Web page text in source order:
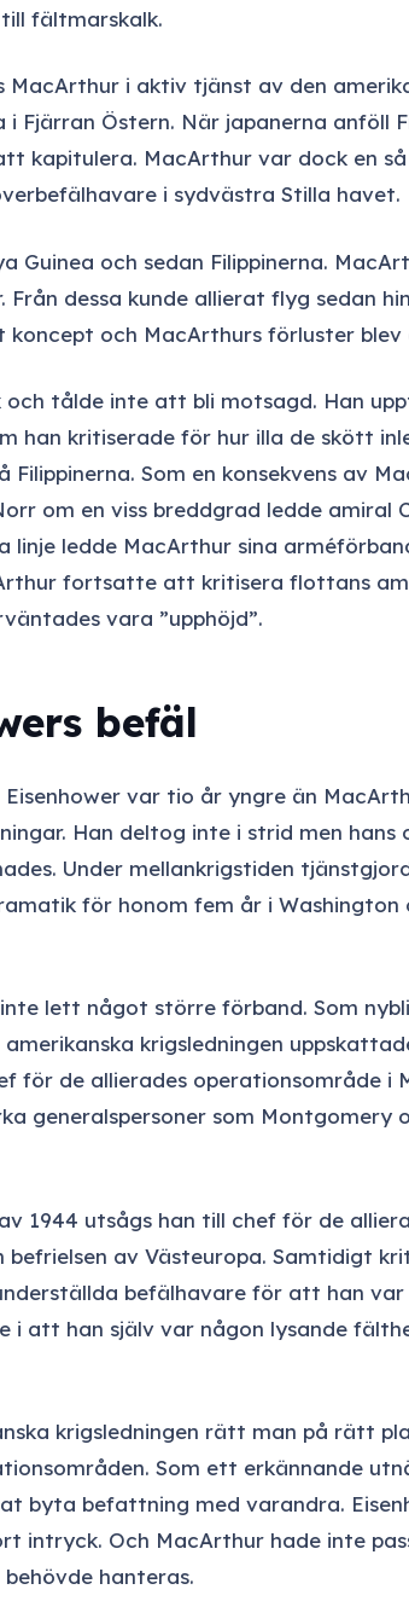
fältmarskalk.
i aktiv tjänst av den
Fjärran Östern. När japanerna anföll
kapitulera. MacArthur var dock en
i sydvästra Stilla havet.
Guinea och sedan Filippinerna.
dessa kunde allierat flyg sedan
och MacArthurs förluster blev
och tålde inte att bli motsagd. Han
han kritiserade för hur illa de skött
Som en konsekvens av
om en viss breddgrad ledde amiral
linje ledde MacArthur sina
fortsatte att kritisera flottans
vara ”upphöjd”.
befäl
Eisenhower var tio år yngre än
Han deltog inte i strid men
Under mellankrigstiden
för honom fem år i Washington
lett något större förband. Som
krigsledningen
för de allierades operationsområde i
generalspersoner som
1944 utsågs han till chef för de
av Västeuropa. Samtidigt
befälhavare för att han
i att han själv var någon lysande
krigsledningen rätt man på rätt
Som ett erkännande
byta befattning med varandra.
intryck. Och MacArthur hade inte
hanteras.